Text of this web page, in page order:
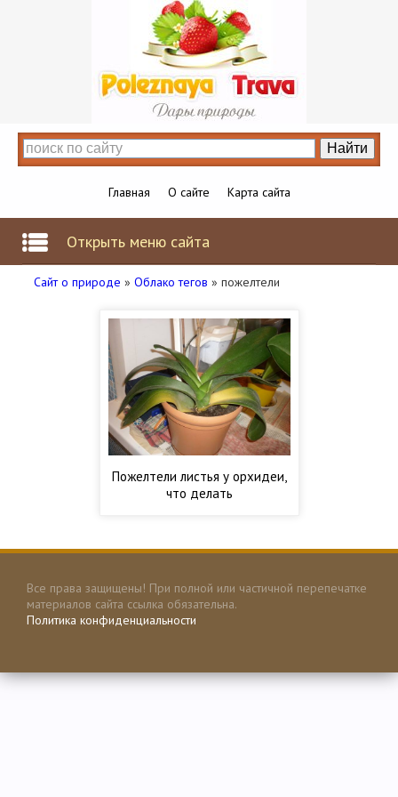
Главная О сайте Карта сайта
Открыть меню сайта
Сайт о природе » Облако тегов » пожелтели
Пожелтели листья у орхидеи,
что делать
Все права защищены! При полной или частичной перепечатке
материалов сайта ссылка обязательна.
Политика конфиденциальности